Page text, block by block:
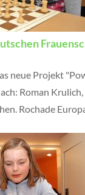
neue Projekt
Roman
Rochade Europa